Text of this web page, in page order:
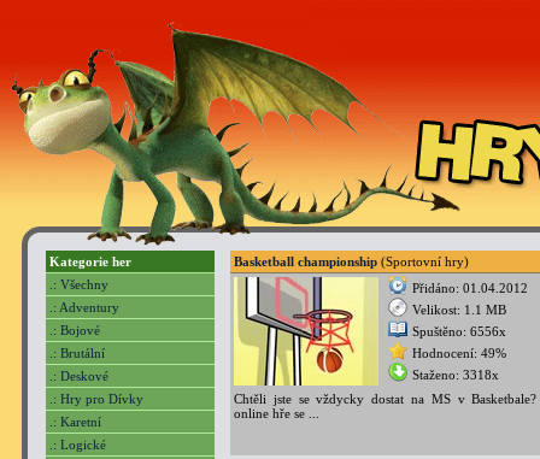
Kategorie her
.: Všechny
.: Adventury
.: Bojové
.: Brutální
.: Deskové
.: Hry pro Dívky
.: Karetní
.: Logické
Basketball championship (Sportovní hry)
Přidáno: 01.04.2012
Velikost: 1.1 MB
Spuštěno: 6556x
Hodnocení: 49%
Staženo: 3318x
Chtěli jste se vždycky dostat na MS v
online hře se ...